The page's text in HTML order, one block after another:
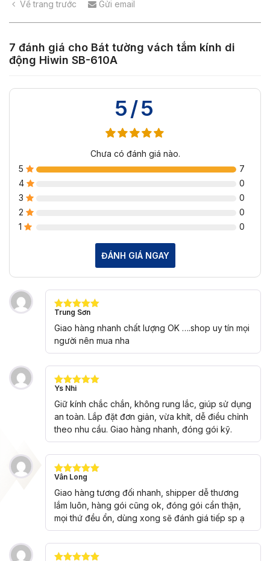
Về trang trước Gửi email
7 đánh giá cho Bát tường vách tắm kính di
động Hiwin SB-610A
5/5
Chưa có đánh giá nào.
5
7
4
0
3
0
2
0
1
0
ĐÁNH GIÁ NGAY
Được xếp
hạng 5 5
sao
Trung Sơn
Giao hàng nhanh chất lượng OK ….shop uy tín mọi
người nên mua nha
Được xếp
hạng 5 5
sao
Ys Nhi
Giữ kính chắc chắn, không rung lắc, giúp sử dụng
an toàn. Lắp đặt đơn giản, vừa khít, dễ điều chỉnh
theo nhu cầu. Giao hàng nhanh, đóng gói kỹ.
Được xếp
hạng 5 5
sao
Vân Long
Giao hàng tương đối nhanh, shipper dễ thương
lắm luôn, hàng gói cũng ok, đóng gói cẩn thận,
mọi thứ đều ổn, dùng xong sẽ đánh giá tiếp sp ạ